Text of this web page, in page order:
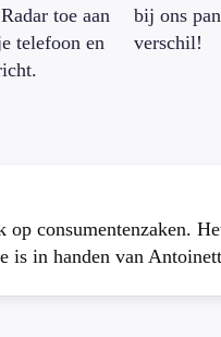
toe aan
telefoon en
bij ons
verschil!
consumentenzaken.
in handen van